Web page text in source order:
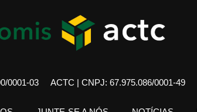
0001-03 ACTC | CNPJ: 67.975.086/0001-49